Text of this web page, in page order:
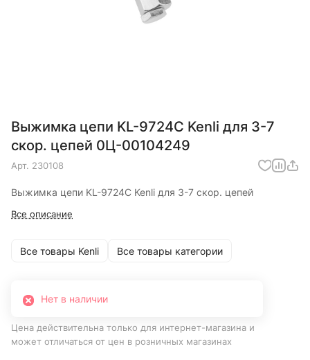
Выжимка цепи KL-9724C Kenli для 3-7
скор. цепей 0Ц-00104249
Арт. 230108
Выжимка цепи KL-9724C Kenli для 3-7 скор. цепей
Все описание
Все товары Kenli Все товары категории
Нет в наличии
Цена действительна только для интернет-магазина и
может отличаться от цен в розничных магазинах